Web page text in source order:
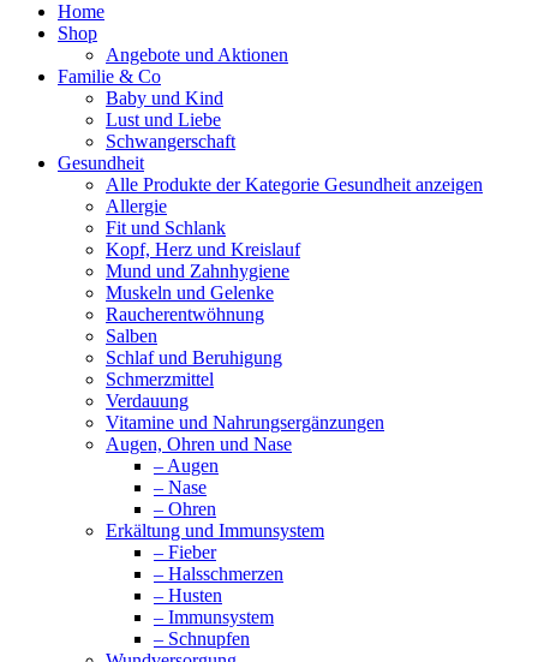
Home
Shop
Angebote und Aktionen
Familie & Co
Baby und Kind
Lust und Liebe
Schwangerschaft
Gesundheit
Alle Produkte der Kategorie Gesundheit anzeigen
Allergie
Fit und Schlank
Kopf, Herz und Kreislauf
Mund und Zahnhygiene
Muskeln und Gelenke
Raucherentwöhnung
Salben
Schlaf und Beruhigung
Schmerzmittel
Verdauung
Vitamine und Nahrungsergänzungen
Augen, Ohren und Nase
– Augen
– Nase
– Ohren
Erkältung und Immunsystem
– Fieber
– Halsschmerzen
– Husten
– Immunsystem
– Schnupfen